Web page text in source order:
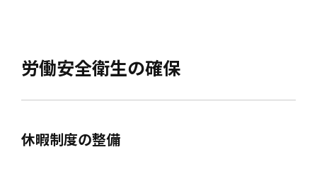
労働安全衛生の確保
休暇制度の整備